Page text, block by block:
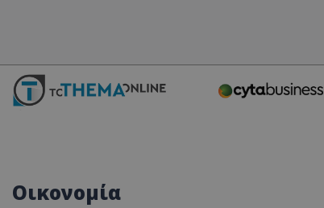
Οικονομία